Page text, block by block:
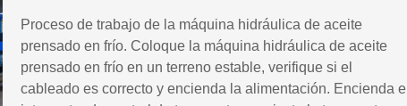
Proceso de trabajo de la máquina hidráulica de aceite
prensado en frío. Coloque la máquina hidráulica de aceite
prensado en frío en un terreno estable, verifique si el
cableado es correcto y encienda la alimentación. Encienda el